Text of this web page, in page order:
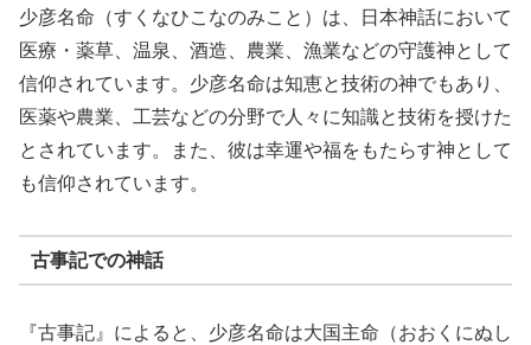
少彦名命（すくなひこなのみこと）は、日本神話において
医療・薬草、温泉、酒造、農業、漁業などの守護神として
信仰されています。少彦名命は知恵と技術の神でもあり、
医薬や農業、工芸などの分野で人々に知識と技術を授けた
とされています。また、彼は幸運や福をもたらす神として
も信仰されています。
古事記での神話
『古事記』によると、少彦名命は大国主命（おおくにぬし